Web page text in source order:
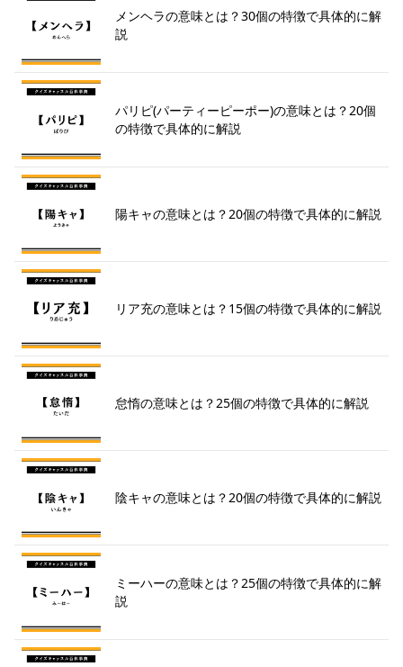
メンヘラの意味とは？30個の特徴で具体的に解
説
パリピ(パーティーピーポー)の意味とは？20個
の特徴で具体的に解説
陽キャの意味とは？20個の特徴で具体的に解説
リア充の意味とは？15個の特徴で具体的に解説
怠惰の意味とは？25個の特徴で具体的に解説
陰キャの意味とは？20個の特徴で具体的に解説
ミーハーの意味とは？25個の特徴で具体的に解
説